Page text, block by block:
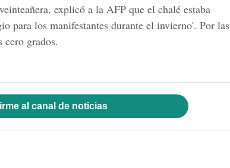
explicó a la AFP que el chalé estaba
para los manifestantes durante el invierno'. Por las
cero grados.
al canal de noticias